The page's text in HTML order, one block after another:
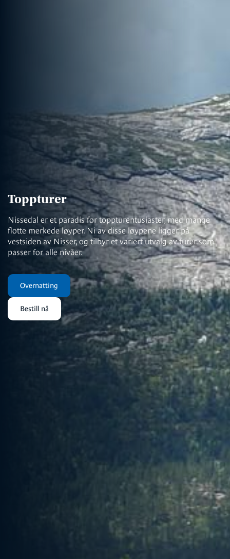
Toppturer
Nissedal er et paradis for toppturentusiaster, med mange
flotte merkede løyper. Ni av disse løypene ligger på
vestsiden av Nisser, og tilbyr et variert utvalg av turer som
passer for alle nivåer.
Overnatting
Bestill nå